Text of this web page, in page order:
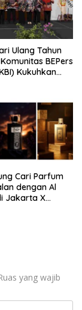
Ulang Tahun
BEPers
Kukuhkan
dan
Organisasi
Riset di
dan
Cari Parfum
dengan Al
Jakarta X
yang wajib